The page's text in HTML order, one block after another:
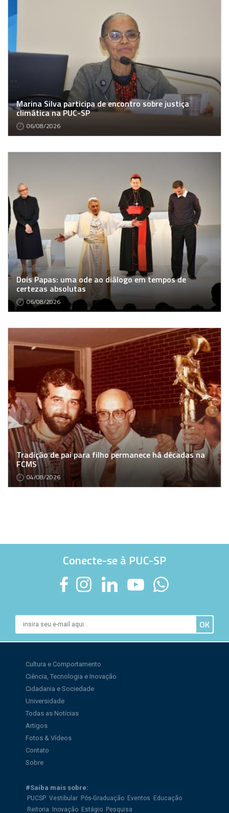
Marina Silva participa de encontro sobre justiça
climática na PUC-SP
06/08/2026
Dois Papas: uma ode ao diálogo em tempos de
certezas absolutas
06/08/2026
Tradição de pai para filho permanece há décadas na
FCMS
04/08/2026
Conecte-se à PUC-SP
Cultura e Comportamento
Ciência, Tecnologia e Inovação
Cidadania e Sociedade
Universidade
Todas as Notícias
Artigos
Fotos & Vídeos
Contato
Sobre
#Saiba mais sobre:
PUCSP Vestibular Pós-Graduação Eventos
Educação
Reitoria
Inovação Estágio Pesquisa